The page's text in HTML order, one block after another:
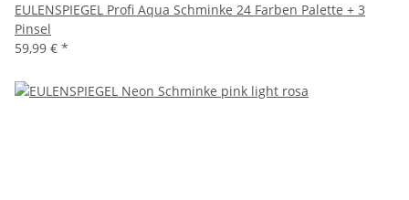
EULENSPIEGEL Profi Aqua Schminke 24 Farben Palette + 3
Pinsel
59,99 € *